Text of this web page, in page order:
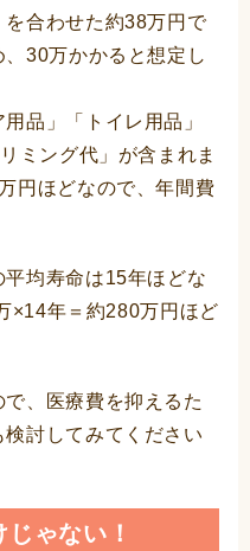
合わせた約38万円で
30万かかると想定し
品」「トイレ用品」
ミング代」が含まれま
円ほどなので、年間費
均寿命は15年ほどな
×14年＝約280万円ほど
で、医療費を抑えるた
討してみてください
ゃない！